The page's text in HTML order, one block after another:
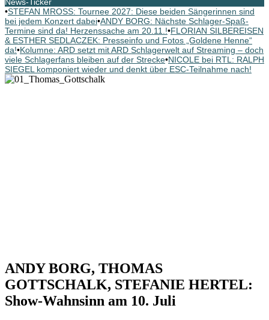
•STEFAN MROSS: Tournee 2027: Diese beiden Sängerinnen sind
bei jedem Konzert dabei•ANDY BORG: Nächste Schlager-Spaß-
Termine sind da! Herzenssache am 20.11.!•FLORIAN SILBEREISEN
& ESTHER SEDLACZEK: Presseinfo und Fotos „Goldene Henne“
da!•Kolumne: ARD setzt mit ARD Schlagerwelt auf Streaming – doch
viele Schlagerfans bleiben auf der Strecke•NICOLE bei RTL: RALPH
SIEGEL komponiert wieder und denkt über ESC-Teilnahme nach!
ANDY BORG, THOMAS
GOTTSCHALK, STEFANIE HERTEL:
Show-Wahnsinn am 10. Juli